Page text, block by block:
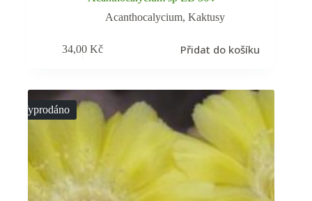
Acanthocalycium,Kaktusy
34,00Kč Přidat do košíku
Vyprodáno